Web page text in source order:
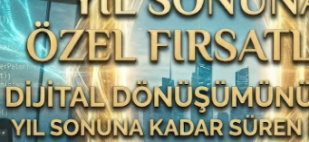
etiketi koymaya başladı. Alınan bu kararın
şeffaf görünmesini sağlamak ve yanlış kullanım
İlan Scriptihem kullanıcılarınİlan Scripti